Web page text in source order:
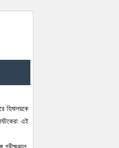
হিমালয়কে
এই